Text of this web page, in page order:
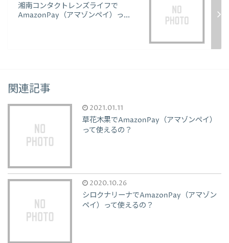
湘南コンタクトレンズライフで
AmazonPay（アマゾンペイ）っ...
関連記事
2021.01.11
草花木果でAmazonPay（アマゾンペイ）
って使えるの？
2020.10.26
シロクナリーナでAmazonPay（アマゾン
ペイ）って使えるの？